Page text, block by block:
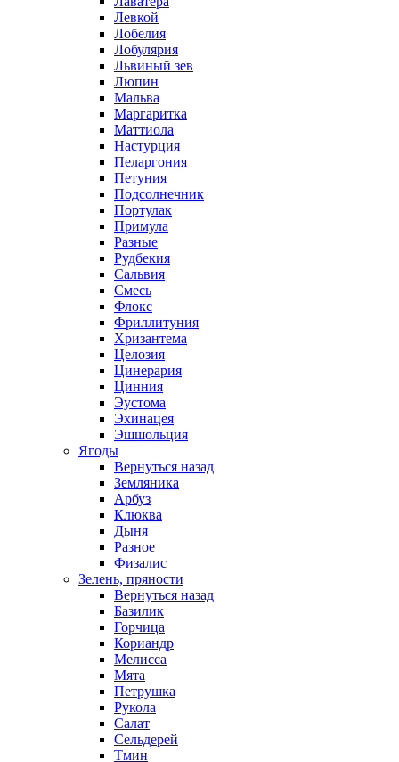
Левкой
Лобелия
Лобулярия
Львиный зев
Люпин
Мальва
Маргаритка
Маттиола
Настурция
Пеларгония
Петуния
Подсолнечник
Портулак
Примула
Разные
Рудбекия
Сальвия
Смесь
Флокс
Фриллитуния
Хризантема
Целозия
Цинерария
Цинния
Эустома
Эхинацея
Эшшольция
Ягоды
Вернуться назад
Земляника
Арбуз
Клюква
Дыня
Разное
Физалис
Зелень, пряности
Вернуться назад
Базилик
Горчица
Кориандр
Мелисса
Мята
Петрушка
Рукола
Салат
Сельдерей
Тмин